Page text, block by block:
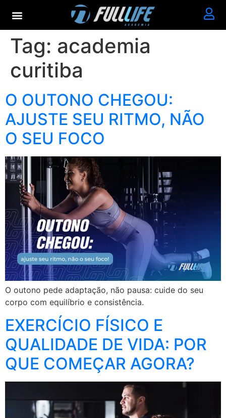
Tag: academia
curitiba
O OUTONO CHEGOU:
AJUSTE SEU RITMO, NÃO
O SEU FOCO
O outono pede adaptação, não pausa: cuide do seu
corpo com equilíbrio e consistência.
EXERCÍCIO FÍSICO E
QUALIDADE DE VIDA: POR
QUE COMEÇAR AGORA?